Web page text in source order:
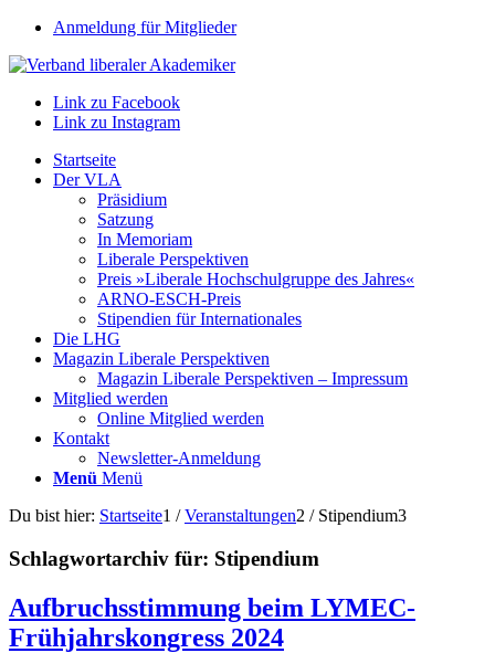
Anmeldung für Mitglieder
Link zu Facebook
Link zu Instagram
Startseite
Der VLA
Präsidium
Satzung
In Memoriam
Liberale Perspektiven
Preis »Liberale Hochschulgruppe des Jahres«
ARNO-ESCH-Preis
Stipendien für Internationales
Die LHG
Magazin Liberale Perspektiven
Magazin Liberale Perspektiven – Impressum
Mitglied werden
Online Mitglied werden
Kontakt
Newsletter-Anmeldung
Menü Menü
Du bist hier: Startseite1 / Veranstaltungen2 / Stipendium3
Schlagwortarchiv für: Stipendium
Aufbruchsstimmung beim LYMEC-
Frühjahrskongress 2024